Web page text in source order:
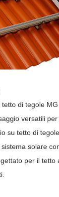
di tegole
versatili
su tetto di
solare
per il tetto